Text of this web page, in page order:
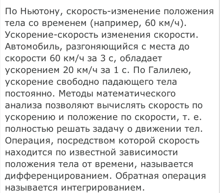
По Ньютону, скорость-изменение положения
тела со временем (например, 60 км/ч).
Ускорение-скорость изменения скорости.
Автомобиль, разгоняющийся с места до
скорости 60 км/ч за 3 с, обладает
ускорением 20 км/ч за 1 с. По Галилею,
ускорение свободно падающего тела
постоянно. Методы математического
анализа позволяют вычислять скорость по
ускорению и положение по скорости, т. е.
полностью решать задачу о движении тел.
Операция, посредством которой скорость
находится по известной зависимости
положения тела от времени, называется
дифференцированием. Обратная операция
называется интегрированием.